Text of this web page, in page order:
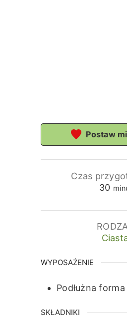
Postaw
Czas
30
WYPOSAŻENIE
Podłużna
SKŁADNIKI